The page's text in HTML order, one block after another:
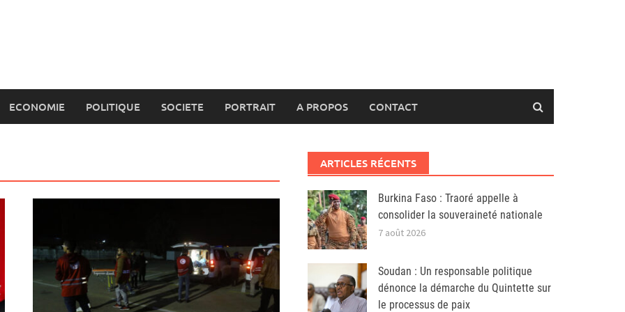
ECONOMIE POLITIQUE SOCIETE PORTRAIT A PROPOS CONTACT
ARTICLES RÉCENTS
Burkina Faso : Traoré appelle à
consolider la souveraineté nationale
7 août 2026
Soudan : Un responsable politique
dénonce la démarche du Quintette sur
le processus de paix